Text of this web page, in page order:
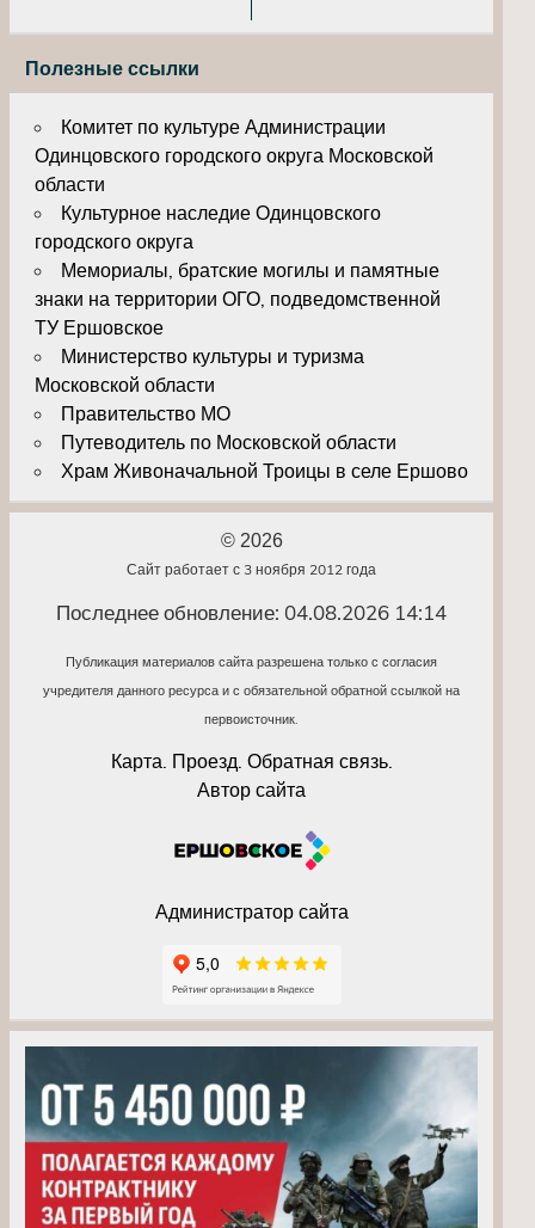
Полезные ссылки
Комитет по культуре Администрации
Одинцовского городского округа Московской
области
Культурное наследие Одинцовского
городского округа
Мемориалы, братские могилы и памятные
знаки на территории ОГО, подведомственной
ТУ Ершовское
Министерство культуры и туризма
Московской области
Правительство МО
Путеводитель по Московской области
Храм Живоначальной Троицы в селе Ершово
© 2026
Сайт работает с 3 ноября 2012 года
Последнее обновление: 04.08.2026 14:14
Публикация материалов сайта разрешена только с согласия
учредителя данного ресурса и с обязательной обратной ссылкой на
первоисточник.
Карта. Проезд. Обратная связь.
Автор сайта
Администратор сайта